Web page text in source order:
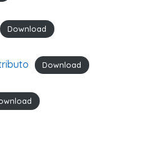
Download
Download